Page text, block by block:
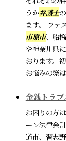
うか弁護士
ます。 ファ
市原市、船
や神奈川県
おります。
お悩みの際
金銭トラ
お困りの方
ーン法律会
道市、習志